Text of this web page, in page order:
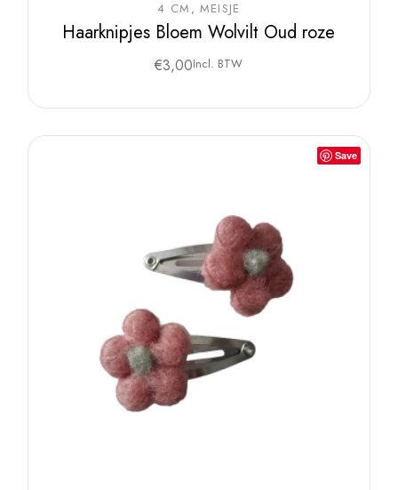
4 CM MEISJE
Haarknipjes Bloem Wolvilt Oud roze
€3,00Incl. BTW
Save